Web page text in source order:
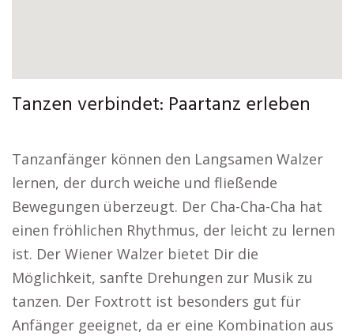
Tanzen verbindet: Paartanz erleben
Tanzanfänger können den Langsamen Walzer
lernen, der durch weiche und fließende
Bewegungen überzeugt. Der Cha-Cha-Cha hat
einen fröhlichen Rhythmus, der leicht zu lernen
ist. Der Wiener Walzer bietet Dir die
Möglichkeit, sanfte Drehungen zur Musik zu
tanzen. Der Foxtrott ist besonders gut für
Anfänger geeignet, da er eine Kombination aus